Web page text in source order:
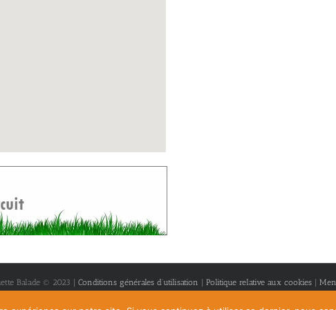
Balade © 2023 | Conditions générales d’utilisation Politique relative aux cookies